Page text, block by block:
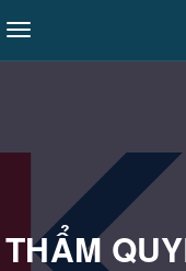
Toggle
navigation
THẨM